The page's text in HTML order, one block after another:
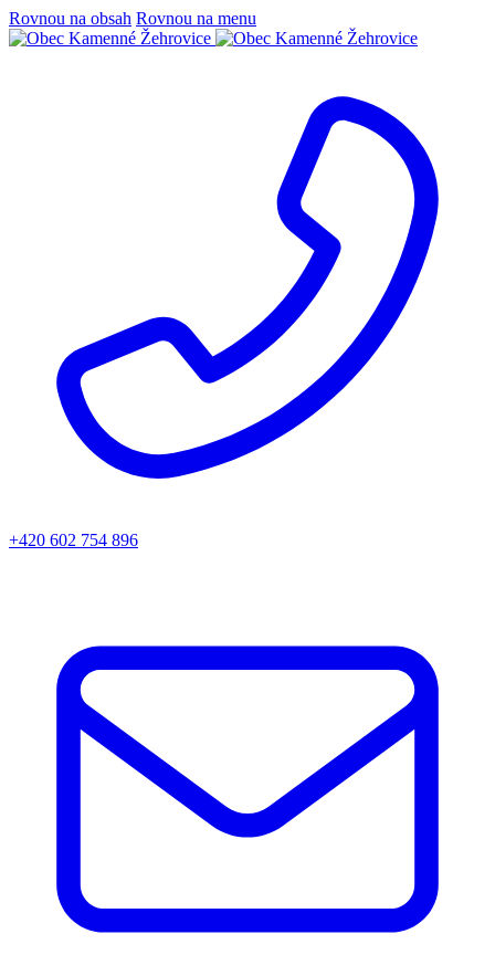
Rovnou na obsah Rovnou na menu
+420 602 754 896